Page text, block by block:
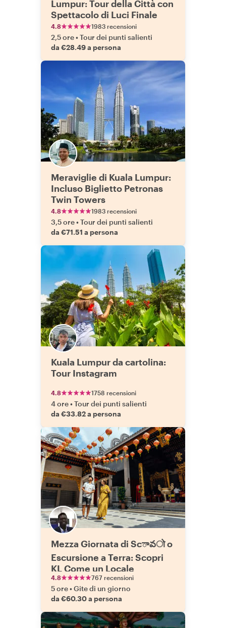
Lumpur: Tour della Città con
Spettacolo di Luci Finale
4.8 1983 recensioni
2,5 ore•Tour dei punti salienti
da €28.49 a persona
Meraviglie di Kuala Lumpur:
Incluso Biglietto Petronas
Twin Towers
4.8 1983 recensioni
3,5 ore•Tour dei punti salienti
da €71.51 a persona
Kuala Lumpur da cartolina:
Tour Instagram
4.8 1758 recensioni
4 ore•Tour dei punti salienti
da €33.82 a persona
Mezza Giornata di Scావो o
Escursione a Terra: Scopri
KL Come un Locale
4.8 767 recensioni
5 ore•Gite di un giorno
da €60.30 a persona